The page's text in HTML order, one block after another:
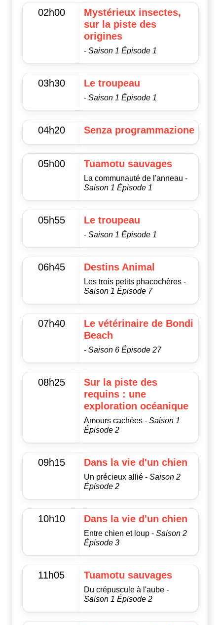
02h00
Mystérieux insectes,
sur la piste des
origines
- Saison 1 Épisode 1
03h30 Le troupeau
- Saison 1 Épisode 1
04h20 Senza programmazione
05h00 Tuamotu sauvages
La communauté de l'anneau -
Saison 1 Épisode 1
05h55 Le troupeau
- Saison 1 Épisode 1
06h45 Destins Animal
Les trois petits phacochères -
Saison 1 Épisode 7
07h40
Le vétérinaire de Bondi
Beach
- Saison 6 Épisode 27
08h25
Sur la piste des
requins : une
exploration océanique
Amours cachées - Saison 1
Épisode 2
09h15 Dans la vie d'un chien
Un précieux allié - Saison 2
Épisode 2
10h10 Dans la vie d'un chien
Entre chien et loup - Saison 2
Épisode 3
11h05 Tuamotu sauvages
Du crépuscule à l'aube -
Saison 1 Épisode 2